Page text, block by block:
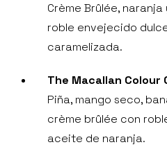
Crème Brûlée,
roble envejecido
caramelizada.
The Macallan Colour
Piña, mango seco,
crème brûlée con
aceite de naranja.